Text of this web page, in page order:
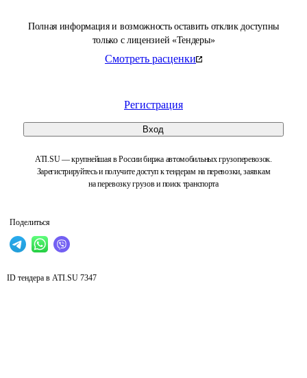
Полная информация и возможность оставить отклик доступны
только с лицензией «Тендеры»
Смотреть расценки
Регистрация
Вход
ATI.SU — крупнейшая в России биржа автомобильных грузоперевозок.
Зарегистрируйтесь и получите доступ к тендерам на перевозки, заявкам
на перевозку грузов и поиск транспорта
Поделиться
ID тендера в ATI.SU 7347